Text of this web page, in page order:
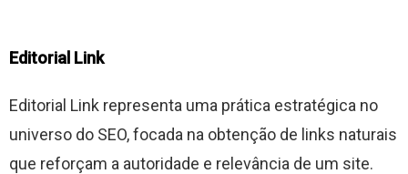
Editorial Link
Editorial Link representa uma prática estratégica no
universo do SEO, focada na obtenção de links naturais
que reforçam a autoridade e relevância de um site.